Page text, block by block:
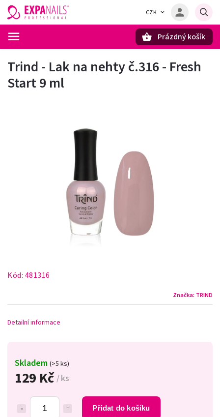
CZK
Prázdný košík
Trind - Lak na nehty č.316 - Fresh
Start 9 ml
Kód: 481316
Značka: TRIND
129 Kč / ks
Přidat do košíku
Skladem (>5 ks)
Detailní informace